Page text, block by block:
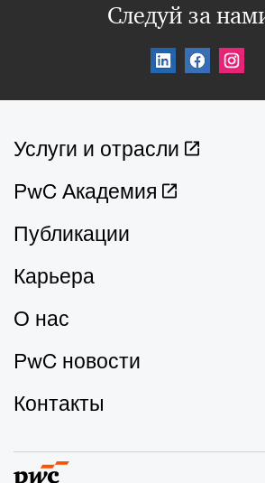
Следуй за
Услуги и отрасли
PwC Академия
Публикации
Карьера
О нас
PwC новости
Контакты